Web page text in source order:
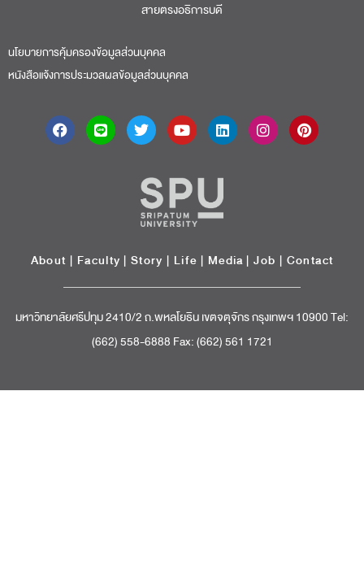
สายตรงอธิการบดี​
นโยบายการคุ้มครองข้อมูลส่วนบุคคล
หนังสือแจ้งการประมวลผลข้อมูลส่วนบุคคล
About | Faculty | Story | Life | Media |Job | Contact
มหาวิทยาลัยศรีปทุม 2410/2 ถ.พหลโยธิน เขตจตุจักร กรุงเทพฯ 10900 Tel:
(662) 558-6888 Fax: (662) 561 1721